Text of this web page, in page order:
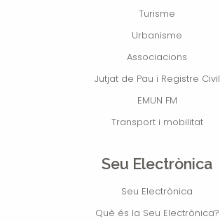
Turisme
Urbanisme
Associacions
Jutjat de Pau i Registre Civil
EMUN FM
Transport i mobilitat
Seu Electrònica
Seu Electrònica
Què és la Seu Electrònica?